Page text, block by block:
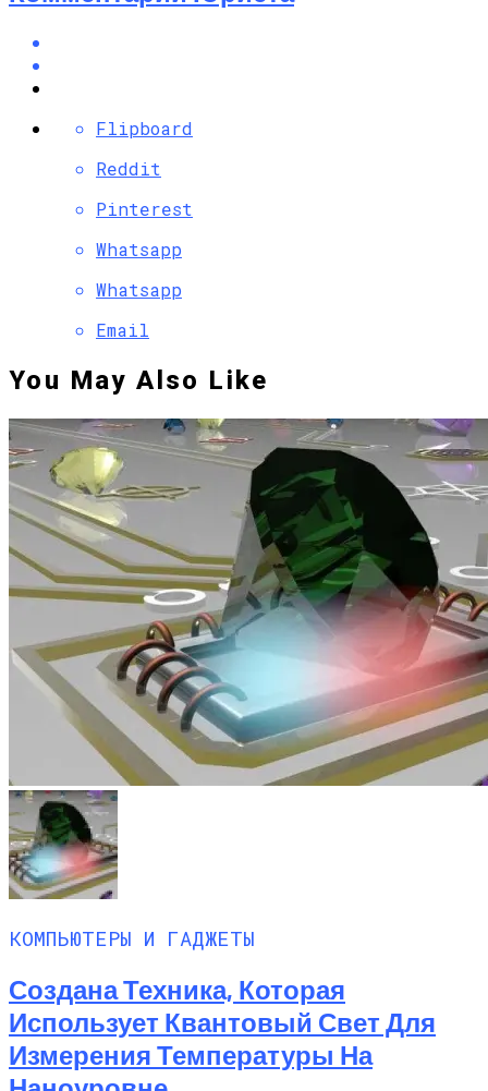
Flipboard
Reddit
Pinterest
Whatsapp
Whatsapp
Email
You May Also Like
КОМПЬЮТЕРЫ И ГАДЖЕТЫ
Создана Техника, Которая
Использует Квантовый Свет Для
Измерения Температуры На